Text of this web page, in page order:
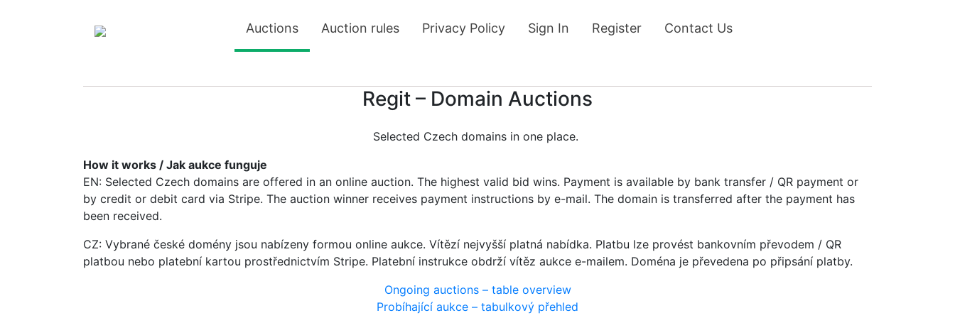
Auctions Auction rules Privacy Policy Sign In Register Contact Us
Regit – Domain Auctions
Selected Czech domains in one place.
How it works / Jak aukce funguje
EN: Selected Czech domains are offered in an online auction. The highest valid bid wins. Payment is available by bank transfer / QR payment or
by credit or debit card via Stripe. The auction winner receives payment instructions by e-mail. The domain is transferred after the payment has
been received.
CZ: Vybrané české domény jsou nabízeny formou online aukce. Vítězí nejvyšší platná nabídka. Platbu lze provést bankovním převodem / QR
platbou nebo platební kartou prostřednictvím Stripe. Platební instrukce obdrží vítěz aukce e-mailem. Doména je převedena po připsání platby.
Ongoing auctions – table overview
Probíhající aukce – tabulkový přehled